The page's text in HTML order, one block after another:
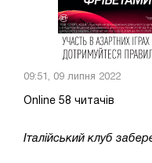
09:51, 09 липня 2022
Online 58 читачів
Італійський клуб